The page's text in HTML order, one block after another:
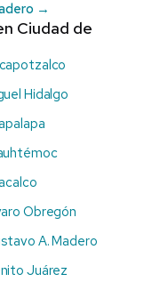
→
Ciudad de
Hidalgo
Obregón
A. Madero
Juárez